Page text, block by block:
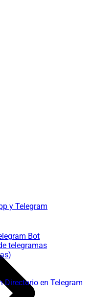
y Telegram
Bot
telegramas
Directorio en Telegram